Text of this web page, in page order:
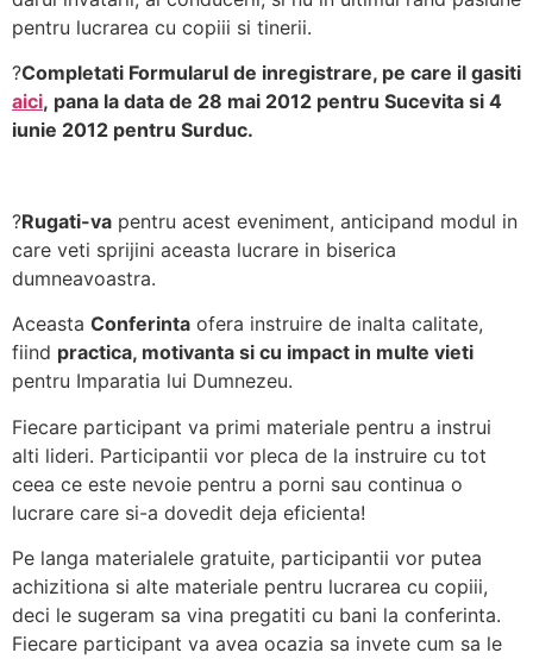
pentru lucrarea cu copiii si tinerii.
?Completati Formularul de inregistrare, pe care il gasiti
aici, pana la data de 28 mai 2012 pentru Sucevita si 4
iunie 2012 pentru Surduc.
?Rugati-va pentru acest eveniment, anticipand modul in
care veti sprijini aceasta lucrare in biserica
dumneavoastra.
Aceasta Conferinta ofera instruire de inalta calitate,
fiind practica, motivanta si cu impact in multe vieti
pentru Imparatia lui Dumnezeu.
Fiecare participant va primi materiale pentru a instrui
alti lideri. Participantii vor pleca de la instruire cu tot
ceea ce este nevoie pentru a porni sau continua o
lucrare care si-a dovedit deja eficienta!
Pe langa materialele gratuite, participantii vor putea
achizitiona si alte materiale pentru lucrarea cu copiii,
deci le sugeram sa vina pregatiti cu bani la conferinta.
Fiecare participant va avea ocazia sa invete cum sa le